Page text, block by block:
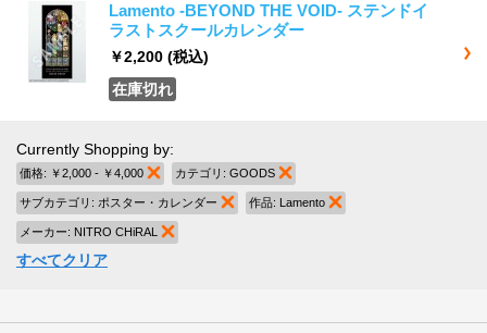
Lamento -BEYOND THE VOID- ステンドイ
ラストスクールカレンダー
￥2,200 (税込)
在庫切れ
Currently Shopping by:
価格: ￥2,000 - ￥4,000 商品の削除
カテゴリ: GOODS
サブカテゴリ: ポスター・カレンダー 商品の削除
作品: Lamento
メーカー: NITRO CHiRAL
すべてクリア